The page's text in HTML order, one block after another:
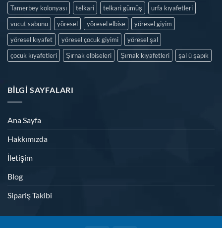
Tamerbey kolonyası
telkari telkari gümüş
urfa kıyafetleri
vucut sabunu
yöresel yöresel elbise
yöresel giyim
yöresel kıyafet
yöresel çocuk giyimi
yöresel şal
çocuk kıyafetleri
Şırnak elbiseleri Şırnak kıyafetleri şal ü şapık
BILGI SAYFALARI
Ana Sayfa
Hakkımızda
İletişim
Blog
Sipariş Takibi